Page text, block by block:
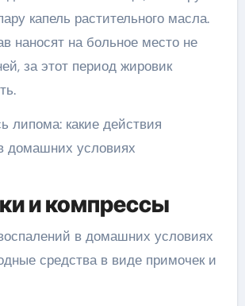
капель растительного масла.
наносят на больное место не
за этот период жировик
и компрессы
в домашних условиях
средства в виде примочек и